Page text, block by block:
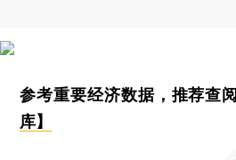
参考重要经济数据，推荐查阅
库】